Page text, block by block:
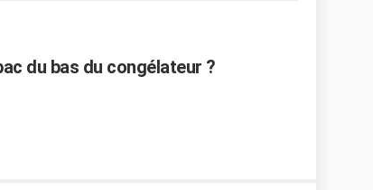
du bas du congélateur ?